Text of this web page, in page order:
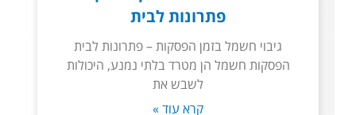
פתרונות לבית
גיבוי חשמל בזמן הפסקות – פתרונות לבית
הפסקות חשמל הן מטרד בלתי נמנע, היכולות
לשבש את
קרא עוד »